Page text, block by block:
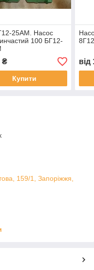
25АМ. Насос
100 БГ12-
₴
Купити
від
159/1, Запоріжжя,